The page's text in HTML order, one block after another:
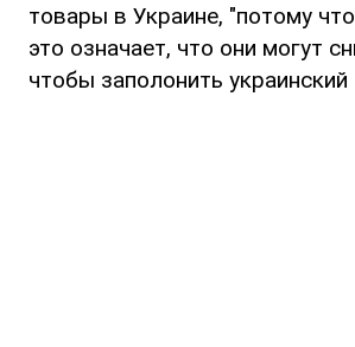
товары в Украине, "потому
это означает, что они могут
чтобы заполонить